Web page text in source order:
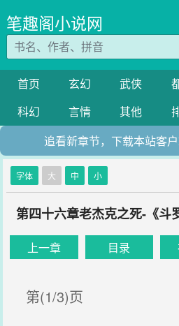
笔趣阁小说网
首页 玄幻 武侠
科幻
言情 其他
追看新章节，下载本站客
字体 大 中 小
第四十六章老杰克之死-《斗
上一章 目录
第(1/3)页